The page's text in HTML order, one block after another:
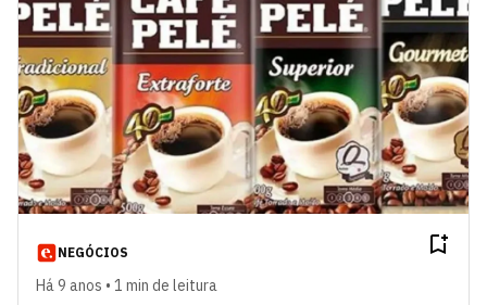
NEGÓCIOS
Há 9 anos • 1 min de leitura